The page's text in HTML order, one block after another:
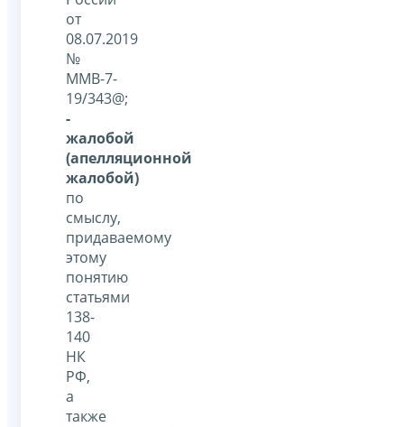
от
08.07.2019
№
ММВ-7-
19/343@;
-
жалобой
(апелляционной
жалобой)
по
смыслу,
придаваемому
этому
понятию
статьями
138-
140
НК
РФ,
а
также